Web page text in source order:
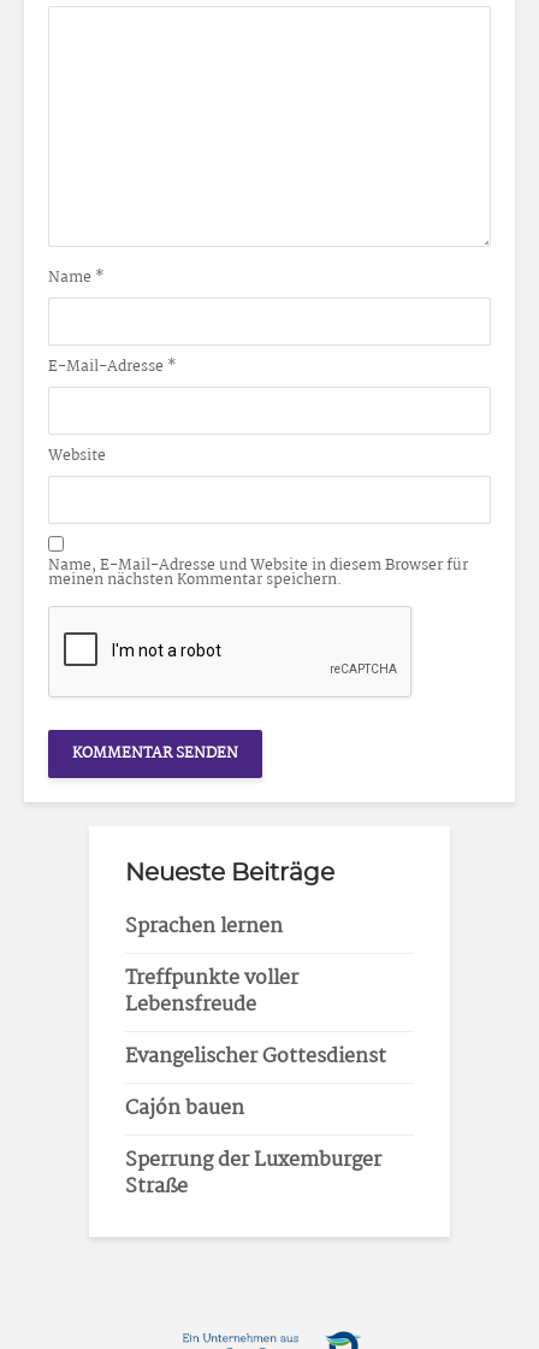
Name *
E-Mail-Adresse *
Website
Name, E-Mail-Adresse und Website in diesem Browser für
meinen nächsten Kommentar speichern.
Neueste Beiträge
Sprachen lernen
Treffpunkte voller
Lebensfreude
Evangelischer Gottesdienst
Cajón bauen
Sperrung der Luxemburger
Straße